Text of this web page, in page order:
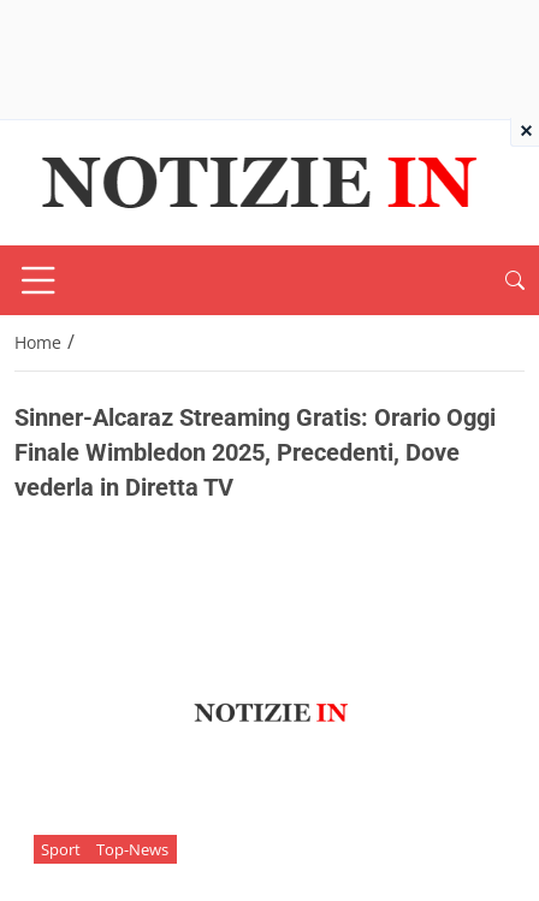
Home /
Sinner-Alcaraz Streaming Gratis: Orario Oggi
Finale Wimbledon 2025, Precedenti, Dove
vederla in Diretta TV
Sport Top-News
×